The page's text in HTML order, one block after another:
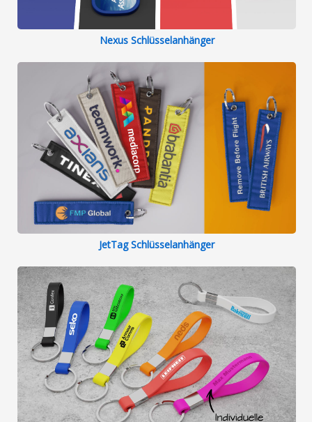
Nexus Schlüsselanhänger
JetTag Schlüsselanhänger